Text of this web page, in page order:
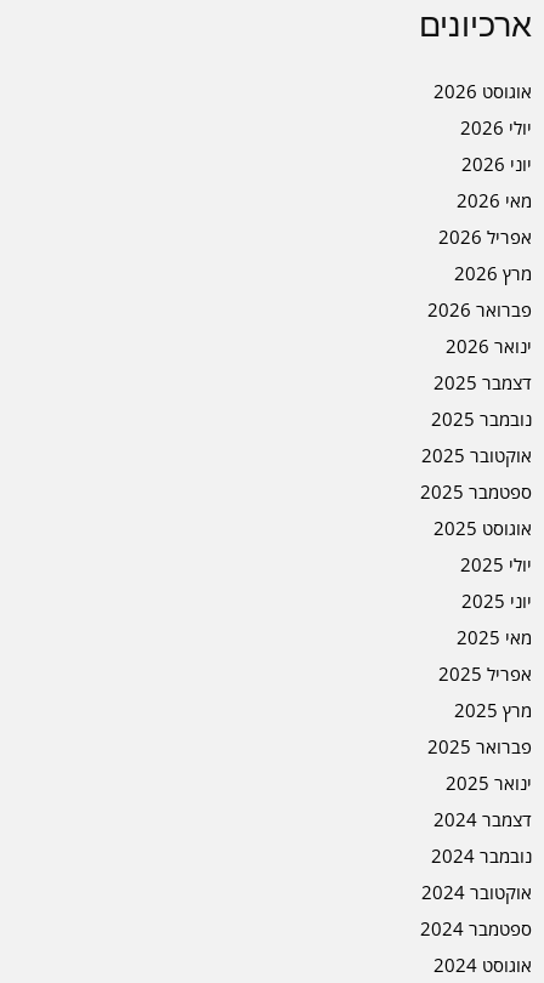
ארכיונים
אוגוסט 2026
יולי 2026
יוני 2026
מאי 2026
אפריל 2026
מרץ 2026
פברואר 2026
ינואר 2026
דצמבר 2025
נובמבר 2025
אוקטובר 2025
ספטמבר 2025
אוגוסט 2025
יולי 2025
יוני 2025
מאי 2025
אפריל 2025
מרץ 2025
פברואר 2025
ינואר 2025
דצמבר 2024
נובמבר 2024
אוקטובר 2024
ספטמבר 2024
אוגוסט 2024